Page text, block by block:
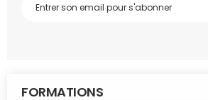
FORMATIONS